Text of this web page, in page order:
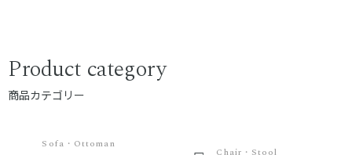
Product category
商品カテゴリー
Sofa・Ottoman
Chair・Stool